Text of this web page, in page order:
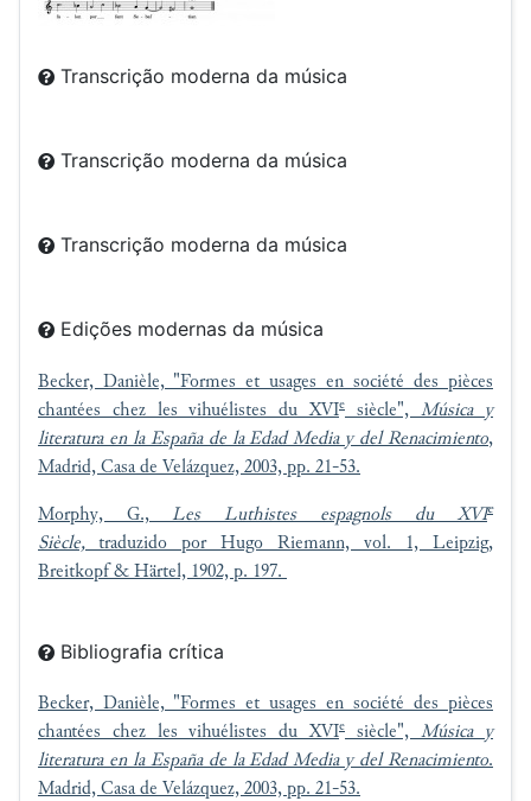
Transcrição moderna da música
Transcrição moderna da música
Transcrição moderna da música
Edições modernas da música
Becker, Danièle, "Formes et usages en société des pièces
chantées chez les vihuélistes du XVIe siècle", Música y
literatura en la España de la Edad Media y del Renacimiento,
Madrid, Casa de Velázquez, 2003, pp. 21-53.
Morphy, G., Les Luthistes espagnols du XVIe
Siècle, traduzido por Hugo Riemann, vol. 1, Leipzig,
Breitkopf & Härtel, 1902, p. 197.
Bibliografia crítica
Becker, Danièle, "Formes et usages en société des pièces
chantées chez les vihuélistes du XVIe siècle", Música y
literatura en la España de la Edad Media y del Renacimiento.
Madrid, Casa de Velázquez, 2003, pp. 21-53.